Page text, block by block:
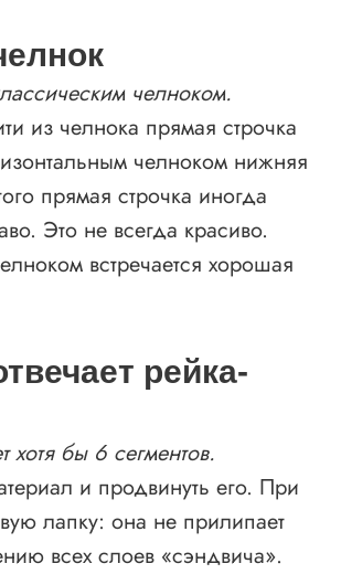
челноком.
из челнока прямая строчка
челноком нижняя
прямая строчка иногда
Это не всегда красиво.
встречается хорошая
рейка-
хотя бы 6 сегментов.
и продвинуть его. При
лапку: она не прилипает
всех слоев «сэндвича».